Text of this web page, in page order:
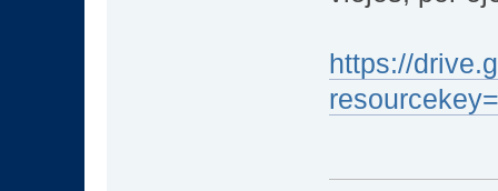
https://